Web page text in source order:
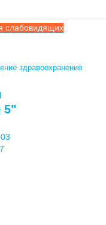
слабовидящих
здравоохранения
5"